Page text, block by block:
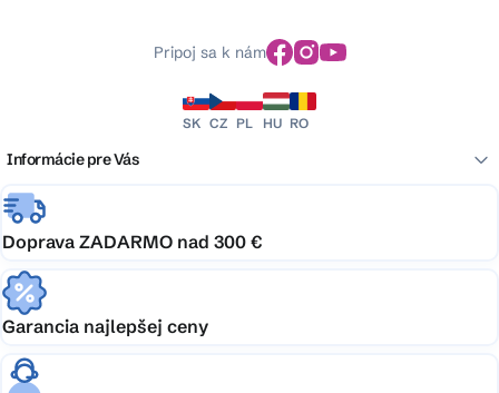
Pripoj sa k nám
SK CZ PL HU RO
Informácie pre Vás
Doprava ZADARMO nad 300 €
Garancia najlepšej ceny